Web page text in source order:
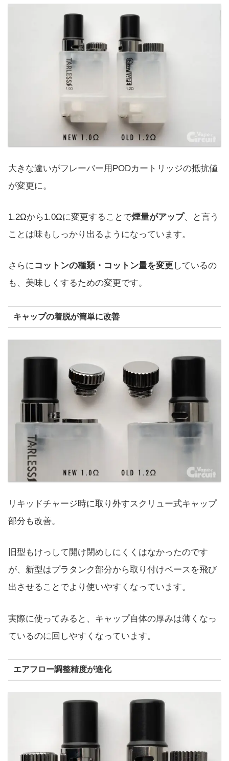
大きな違いがフレーバー用PODカートリッジの抵抗値
が変更に。
1.2Ωから1.0Ωに変更することで煙量がアップ、と言う
ことは味もしっかり出るようになっています。
さらにコットンの種類・コットン量を変更 しているの
も、美味しくするための変更です。
キャップの着脱が簡単に改善
リキッドチャージ時に取り外すスクリュー式キャップ
部分も改善。
旧型もけっして開け閉めしにくくはなかったのです
が、新型はプラタンク部分から取り付けベースを飛び
出させることでより使いやすくなっています。
実際に使ってみると、キャップ自体の厚みは薄くなっ
ているのに回しやすくなっています。
エアフロー調整精度が進化